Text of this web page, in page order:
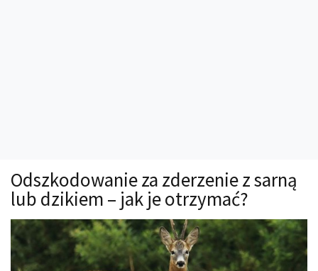
Technika jazdy
Oświetlenie
Kalkulatory
Przelicznik mocy
Odszkodowanie za zderzenie z sarną
lub dzikiem – jak je otrzymać?